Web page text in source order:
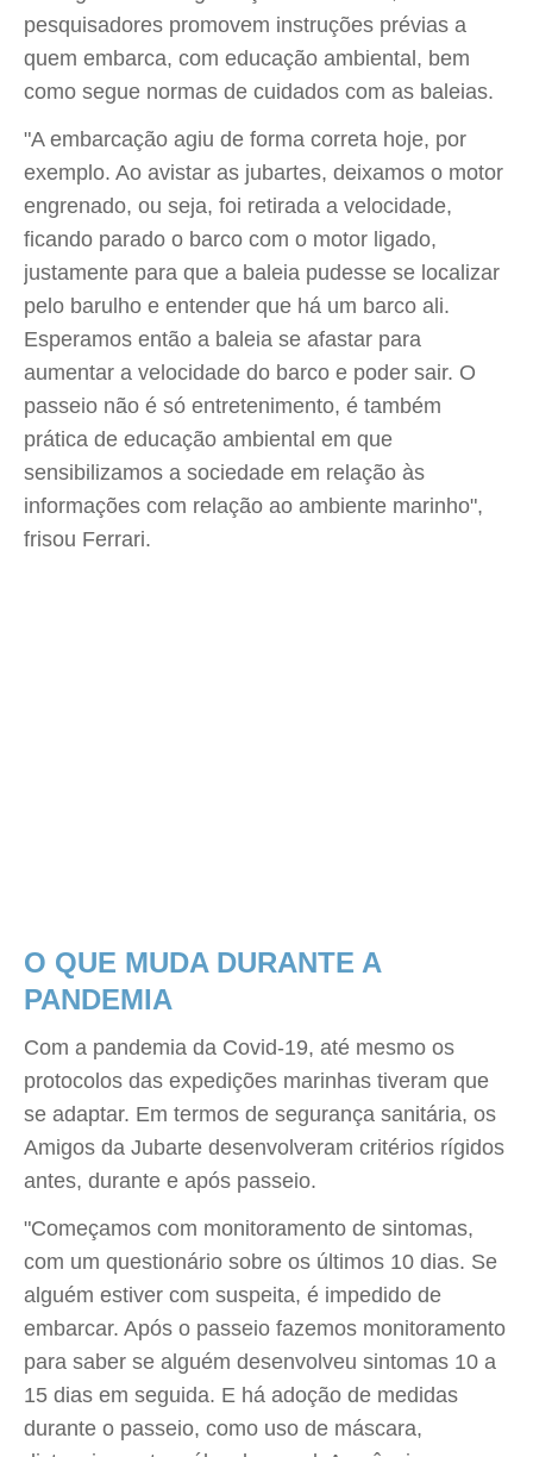
pesquisadores promovem instruções prévias a
quem embarca, com educação ambiental, bem
como segue normas de cuidados com as baleias.
"A embarcação agiu de forma correta hoje, por
exemplo. Ao avistar as jubartes, deixamos o motor
engrenado, ou seja, foi retirada a velocidade,
ficando parado o barco com o motor ligado,
justamente para que a baleia pudesse se localizar
pelo barulho e entender que há um barco ali.
Esperamos então a baleia se afastar para
aumentar a velocidade do barco e poder sair. O
passeio não é só entretenimento, é também
prática de educação ambiental em que
sensibilizamos a sociedade em relação às
informações com relação ao ambiente marinho",
frisou Ferrari.
O QUE MUDA DURANTE A
PANDEMIA
Com a pandemia da Covid-19, até mesmo os
protocolos das expedições marinhas tiveram que
se adaptar. Em termos de segurança sanitária, os
Amigos da Jubarte desenvolveram critérios rígidos
antes, durante e após passeio.
"Começamos com monitoramento de sintomas,
com um questionário sobre os últimos 10 dias. Se
alguém estiver com suspeita, é impedido de
embarcar. Após o passeio fazemos monitoramento
para saber se alguém desenvolveu sintomas 10 a
15 dias em seguida. E há adoção de medidas
durante o passeio, como uso de máscara,